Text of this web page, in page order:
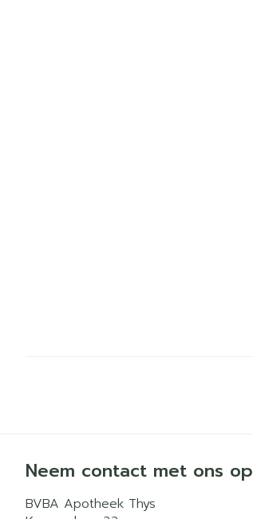
Neem contact met ons op
BVBA Apotheek Thys